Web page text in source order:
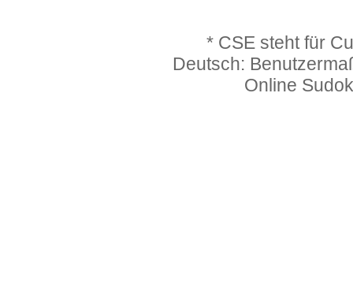
* CSE steht für
Deutsch:
Online